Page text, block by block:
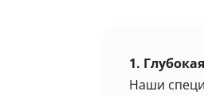
1.
Наши